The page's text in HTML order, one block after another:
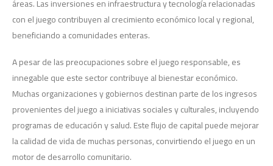
áreas. Las inversiones en infraestructura y tecnología relacionadas
con el juego contribuyen al crecimiento económico local y regional,
beneficiando a comunidades enteras.
A pesar de las preocupaciones sobre el juego responsable, es
innegable que este sector contribuye al bienestar económico.
Muchas organizaciones y gobiernos destinan parte de los ingresos
provenientes del juego a iniciativas sociales y culturales, incluyendo
programas de educación y salud. Este flujo de capital puede mejorar
la calidad de vida de muchas personas, convirtiendo el juego en un
motor de desarrollo comunitario.